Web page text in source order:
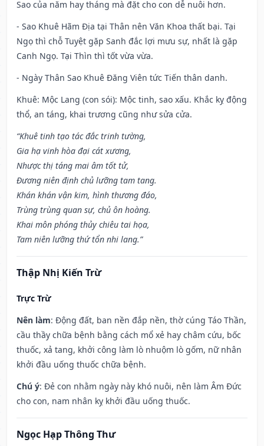
Sao của năm hay tháng mà đặt cho con dễ nuôi hơn.
- Sao Khuê Hãm Địa tại Thân nên Văn Khoa thất bại. Tại
Ngọ thì chỗ Tuyệt gặp Sanh đắc lợi mưu sự, nhất là gặp
Canh Ngọ. Tại Thìn thì tốt vừa vừa.
- Ngày Thân Sao Khuê Đăng Viên tức Tiến thân danh.
Khuê: Mộc Lang (con sói): Mộc tinh, sao xấu. Khắc kỵ động
thổ, an táng, khai trương cũng như sửa cửa.
“Khuê tinh tạo tác đắc trinh tường,
Gia hạ vinh hòa đại cát xương,
Nhược thị táng mai âm tốt tử,
Đương niên định chủ lưỡng tam tang.
Khán khán vận kim, hình thương đáo,
Trùng trùng quan sự, chủ ôn hoàng.
Khai môn phóng thủy chiêu tai họa,
Tam niên lưỡng thứ tổn nhi lang.”
Thập Nhị Kiến Trừ
Trực Trừ
Nên làm: Động đất, ban nền đắp nền, thờ cúng Táo Thần,
cầu thầy chữa bệnh bằng cách mổ xẻ hay châm cứu, bốc
thuốc, xả tang, khởi công làm lò nhuộm lò gốm, nữ nhân
khởi đầu uống thuốc chữa bệnh.
Chú ý: Đẻ con nhằm ngày này khó nuôi, nên làm Âm Đức
cho con, nam nhân kỵ khởi đầu uống thuốc.
Ngọc Hạp Thông Thư